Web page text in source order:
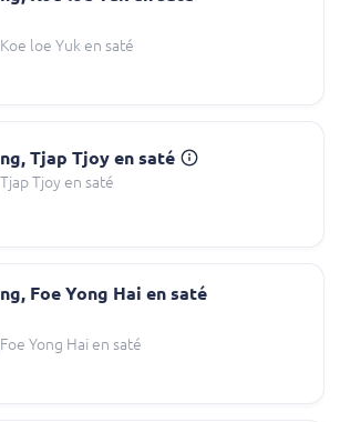
loe Yuk en saté
Tjap Tjoy en saté
Tjoy en saté
Foe Yong Hai en saté
Yong Hai en saté